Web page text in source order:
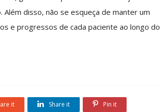
disso, não se esqueça de manter um
e progressos de cada paciente ao longo do
it Share it Pin it